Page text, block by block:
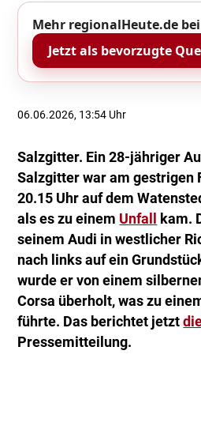
Mehr regionalHeute.de
Jetzt als bevorzugte
06.06.2026, 13:54 Uhr
Salzgitter. Ein 28-jähriger
Salzgitter war am gestrigen
20.15 Uhr auf dem
als es zu einem Unfall
kam.
seinem Audi in westlicher
nach links auf ein
wurde er von einem
Corsa überholt, was zu
führte. Das berichtet jetzt
Pressemitteilung.